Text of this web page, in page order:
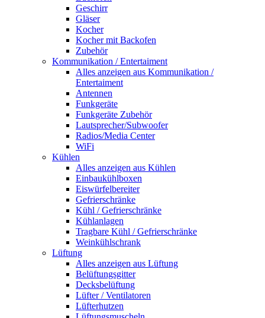
Geschirr
Gläser
Kocher
Kocher mit Backofen
Zubehör
Kommunikation / Entertaiment
Alles anzeigen aus Kommunikation /
Entertaiment
Antennen
Funkgeräte
Funkgeräte Zubehör
Lautsprecher/Subwoofer
Radios/Media Center
WiFi
Kühlen
Alles anzeigen aus Kühlen
Einbaukühlboxen
Eiswürfelbereiter
Gefrierschränke
Kühl / Gefrierschränke
Kühlanlagen
Tragbare Kühl / Gefrierschränke
Weinkühlschrank
Lüftung
Alles anzeigen aus Lüftung
Belüftungsgitter
Decksbelüftung
Lüfter / Ventilatoren
Lüfterhutzen